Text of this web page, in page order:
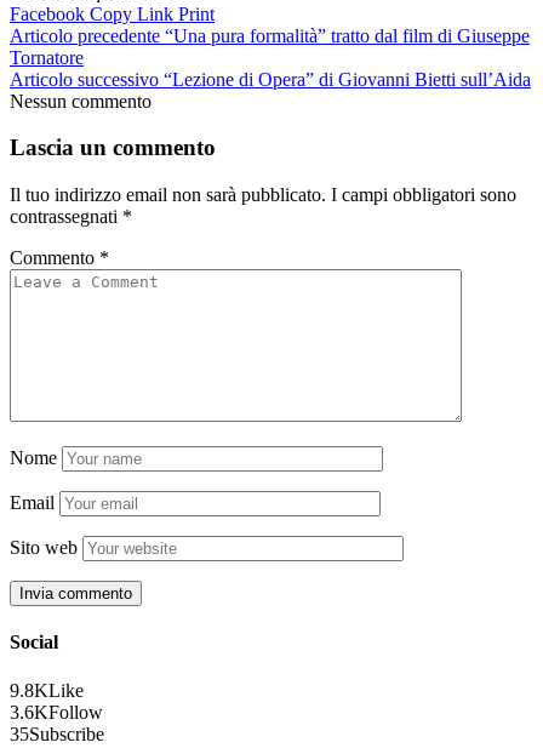
Facebook Copy Link Print
Articolo precedente “Una pura formalità” tratto dal film di Giuseppe
Tornatore
Articolo successivo “Lezione di Opera” di Giovanni Bietti sull’Aida
Nessun commento
Lascia un commento
Il tuo indirizzo email non sarà pubblicato. I campi obbligatori sono
contrassegnati *
Commento *
Nome
Email
Sito web
Social
9.8KLike
3.6KFollow
35Subscribe